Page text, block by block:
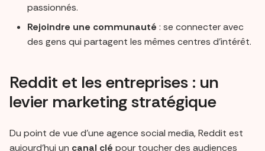
passionnés.
Rejoindre une communauté : se connecter avec
des gens qui partagent les mêmes centres d’intérêt.
Reddit et les entreprises : un
levier marketing stratégique
Du point de vue d’une agence social media, Reddit est
aujourd’hui un canal clé pour toucher des audiences